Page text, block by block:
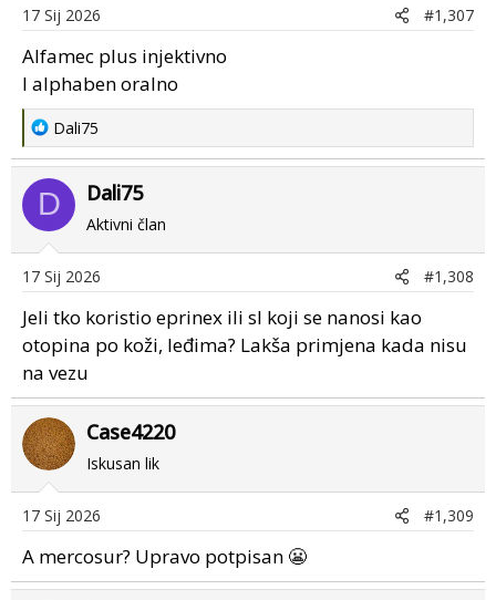
17 Sij 2026 #1,307
Alfamec plus injektivno
I alphaben oralno
R
e
a
c
t
n
s
Dali75
D Dali75
Aktivni član
17 Sij 2026 #1,308
Jeli tko koristio eprinex ili sl koji se nanosi kao
otopina po koži, leđima? Lakša primjena kada nisu
na vezu
Case4220
Iskusan lik
17 Sij 2026 #1,309
A mercosur? Upravo potpisan 😬